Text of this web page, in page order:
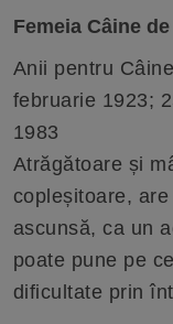
Femeia Câine
Anii pentru
februarie 1923;
1983
Atrăgătoare și
copleșitoare,
ascunsă, ca un
poate pune pe
dificultate prin